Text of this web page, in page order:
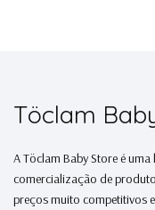
Töclam
A Töclam Baby Store é
comercialização de
preços muito competitivos